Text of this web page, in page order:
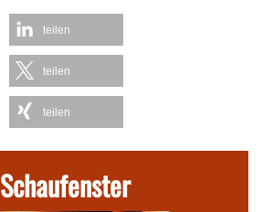
teilen
teilen
teilen
Schaufenster